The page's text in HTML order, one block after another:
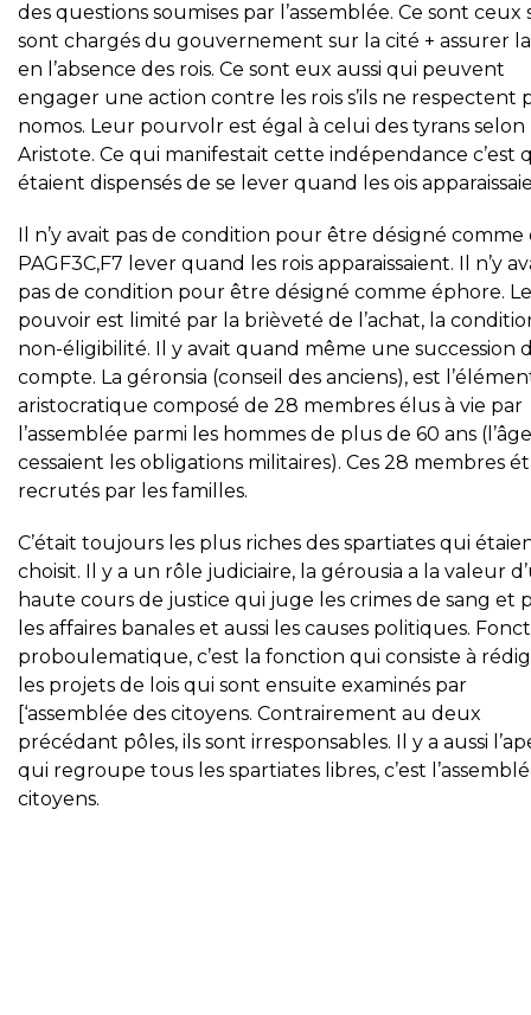
des questions soumises par l’assemblée. Ce sont ceux
sont chargés du gouvernement sur la cité + assurer
en l’absence des rois. Ce sont eux aussi qui peuvent
engager une action contre les rois s’ils ne respectent
nomos. Leur pourvolr est égal à celui des tyrans selon
Aristote. Ce qui manifestait cette indépendance c’est
étaient dispensés de se lever quand les ois
Il n’y avait pas de condition pour être désigné comme
PAGF3C,F7 lever quand les rois apparaissaient. Il n’y
pas de condition pour être désigné comme éphore.
pouvoir est limité par la brièveté de l’achat, la
non-éligibilité. Il y avait quand même une succession
compte. La géronsia (conseil des anciens), est
aristocratique composé de 28 membres élus à vie par
l’assemblée parmi les hommes de plus de 60 ans
cessaient les obligations militaires). Ces 28 membres
recrutés par les familles.
C’était toujours les plus riches des spartiates qui
choisit. Il y a un rôle judiciaire, la gérousia a la valeur
haute cours de justice qui juge les crimes de sang et
les affaires banales et aussi les causes politiques.
proboulematique, c’est la fonction qui consiste à
les projets de lois qui sont ensuite examinés par
[‘assemblée des citoyens. Contrairement au deux
précédant pôles, ils sont irresponsables. Il y a aussi
qui regroupe tous les spartiates libres, c’est
citoyens.